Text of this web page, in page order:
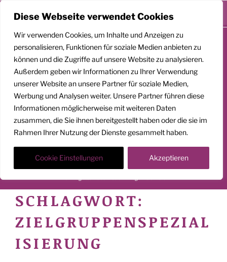
Diese Webseite verwendet Cookies
Wir verwenden Cookies, um Inhalte und Anzeigen zu
personalisieren, Funktionen für soziale Medien anbieten zu
können und die Zugriffe auf unsere Website zu analysieren.
Außerdem geben wir Informationen zu Ihrer Verwendung
unserer Website an unsere Partner für soziale Medien,
Werbung und Analysen weiter. Unsere Partner führen diese
Informationen möglicherweise mit weiteren Daten
zusammen, die Sie ihnen bereitgestellt haben oder die sie im
Rahmen Ihrer Nutzung der Dienste gesammelt haben.
Cookie Einstellungen Akzeptieren
Zum
springen
GEMEINSAM
AUFSTEIGEN
Klarheit. Präsenz. Befreiung.
Transformationscoach | Architekt der Befreiung
Menü
SCHLAGWORT:
ZIELGRUPPENSPEZIAL
ISIERUNG